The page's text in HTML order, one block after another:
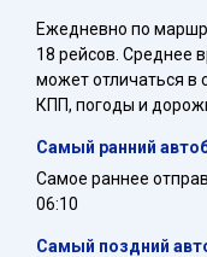
Ежедневно по
18 рейсов. Среднее
может отличаться в
КПП, погоды и
Самый ранний
Самое раннее
06:10
Самый поздний